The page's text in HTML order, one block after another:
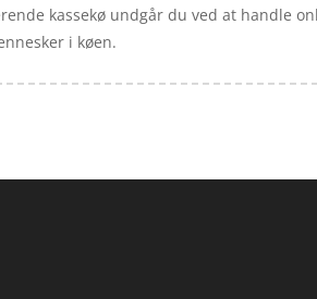
kassekø undgår du ved at handle
i køen.